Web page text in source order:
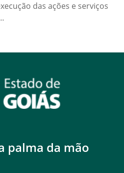
das ações e serviços
palma da mão